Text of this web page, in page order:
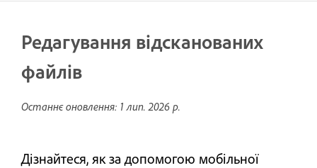
Редагування відсканованих
файлів
Останнє оновлення: 1 лип. 2026 р.
Дізнайтеся, як за допомогою мобільної